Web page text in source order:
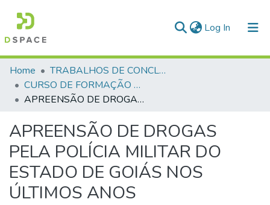
Log In (current)
Communities & Collections
All of DSpace
Home
TRABALHOS DE CONCLUSÃO DE CURSO - CFP (CURSO DE FORMAÇÃO DE PRAÇAS)
CURSO DE FORMAÇÃO DE PRAÇAS - CFP - 2018
APREENSÃO DE DROGAS PELA POLÍCIA MILITAR DO ESTADO DE GOIÁS NOS ÚLTIMOS ANOS
APREENSÃO DE DROGAS
PELA POLÍCIA MILITAR DO
ESTADO DE GOIÁS NOS
ÚLTIMOS ANOS